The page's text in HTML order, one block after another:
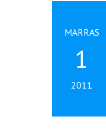
MARRAS
1
2011